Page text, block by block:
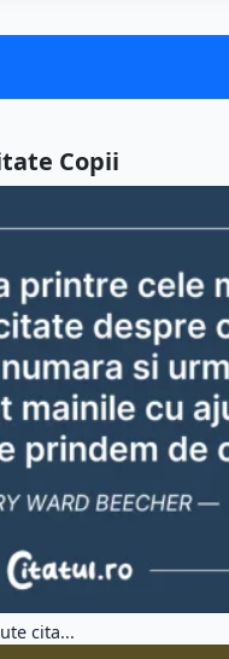
Copii
cita...